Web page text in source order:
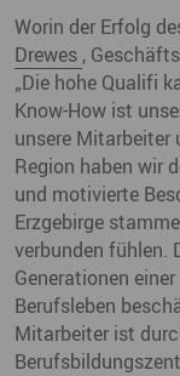
Worin der Erfolg
Drewes ,
„Die hohe Qualifi
Know-How ist
unsere Mitarbeiter
Region haben wir
und motivierte
Erzgebirge
verbunden fühlen.
Generationen
Berufsleben
Mitarbeiter ist